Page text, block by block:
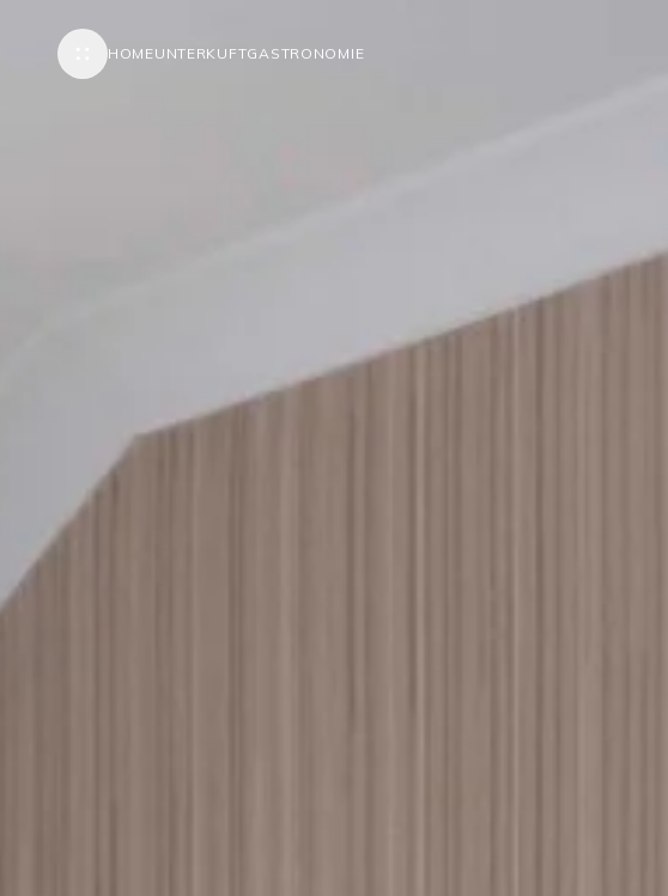
HOMEUNTERKUFTGASTRONOMIE